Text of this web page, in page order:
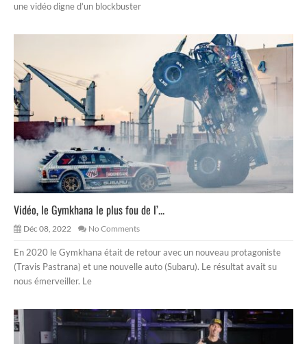
une vidéo digne d’un blockbuster
Vidéo, le Gymkhana le plus fou de l’...
Déc 08, 2022 No Comments
En 2020 le Gymkhana était de retour avec un nouveau protagoniste
(Travis Pastrana) et une nouvelle auto (Subaru). Le résultat avait su
nous émerveiller. Le